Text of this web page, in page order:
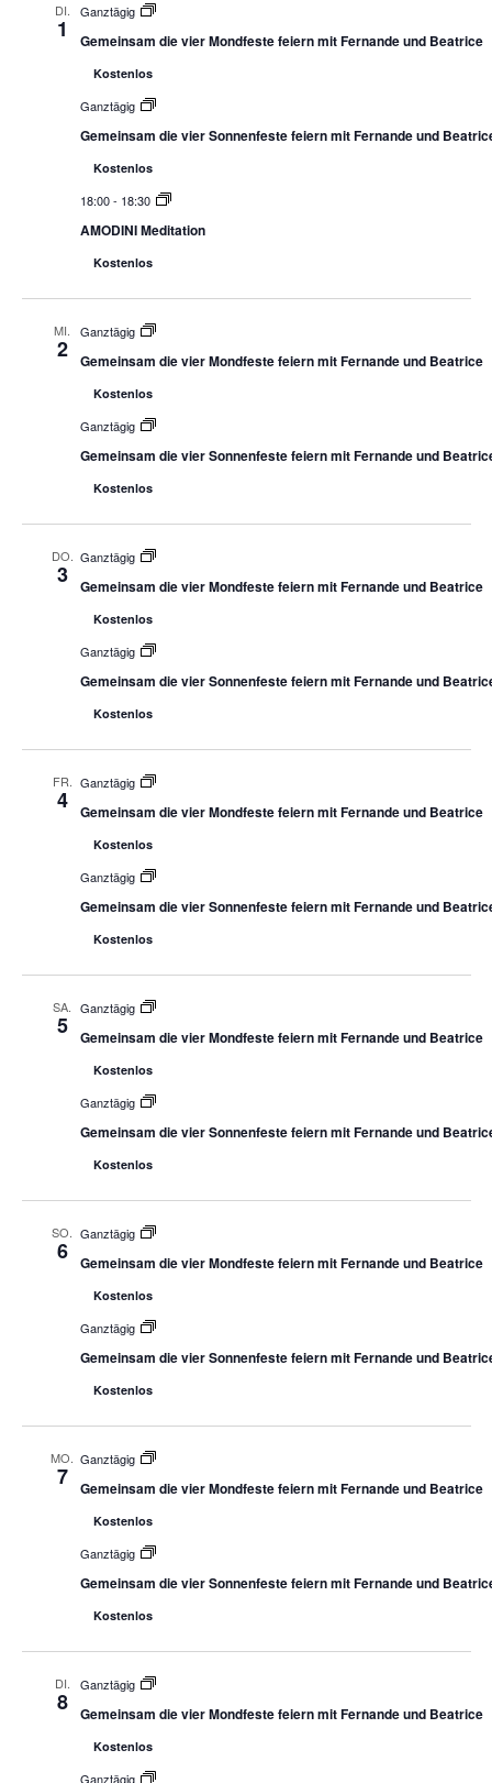
DI.
1
Ganztägig
Gemeinsam die vier Mondfeste feiern mit Fernande und Beatrice
Kostenlos
Ganztägig
Gemeinsam die vier Sonnenfeste feiern mit Fernande und
Kostenlos
18:00- 18:30
AMODINI Meditation
Kostenlos
MI.
2
Ganztägig
Gemeinsam die vier Mondfeste feiern mit Fernande und Beatrice
Kostenlos
Ganztägig
Gemeinsam die vier Sonnenfeste feiern mit Fernande und
Kostenlos
DO.
3
Ganztägig
Gemeinsam die vier Mondfeste feiern mit Fernande und Beatrice
Kostenlos
Ganztägig
Gemeinsam die vier Sonnenfeste feiern mit Fernande und
Kostenlos
FR.
4
Ganztägig
Gemeinsam die vier Mondfeste feiern mit Fernande und Beatrice
Kostenlos
Ganztägig
Gemeinsam die vier Sonnenfeste feiern mit Fernande und
Kostenlos
SA.
5
Ganztägig
Gemeinsam die vier Mondfeste feiern mit Fernande und Beatrice
Kostenlos
Ganztägig
Gemeinsam die vier Sonnenfeste feiern mit Fernande und
Kostenlos
SO.
6
Ganztägig
Gemeinsam die vier Mondfeste feiern mit Fernande und Beatrice
Kostenlos
Ganztägig
Gemeinsam die vier Sonnenfeste feiern mit Fernande und
Kostenlos
MO.
7
Ganztägig
Gemeinsam die vier Mondfeste feiern mit Fernande und Beatrice
Kostenlos
Ganztägig
Gemeinsam die vier Sonnenfeste feiern mit Fernande und
Kostenlos
DI.
8
Ganztägig
Gemeinsam die vier Mondfeste feiern mit Fernande und Beatrice
Kostenlos
Ganztägig